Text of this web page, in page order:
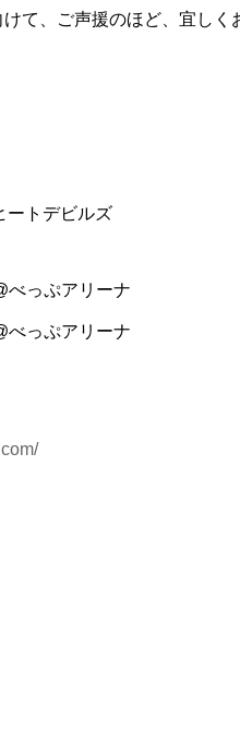
て、ご声援のほど、宜しく
ートデビルズ
べっぷアリーナ
べっぷアリーナ